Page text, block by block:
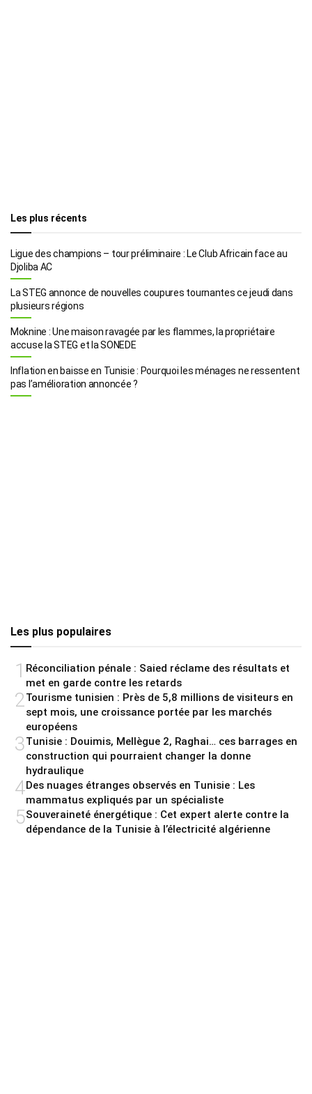
Les plus récents
Ligue des champions – tour préliminaire : Le Club Africain face au
Djoliba AC
La STEG annonce de nouvelles coupures tournantes ce jeudi dans
plusieurs régions
Moknine : Une maison ravagée par les flammes, la propriétaire
accuse la STEG et la SONEDE
Inflation en baisse en Tunisie : Pourquoi les ménages ne ressentent
pas l’amélioration annoncée ?
Les plus populaires
1 Réconciliation pénale : Saied réclame des résultats et
met en garde contre les retards
2Tourisme tunisien : Près de 5,8 millions de visiteurs en
sept mois, une croissance portée par les marchés
européens
3Tunisie : Douimis, Mellègue 2, Raghai… ces barrages en
construction qui pourraient changer la donne
hydraulique
4Des nuages étranges observés en Tunisie : Les
mammatus expliqués par un spécialiste
5Souveraineté énergétique : Cet expert alerte contre la
dépendance de la Tunisie à l’électricité algérienne